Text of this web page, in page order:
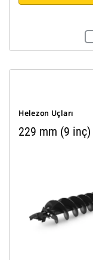
Helezon Uçları
229 mm (9